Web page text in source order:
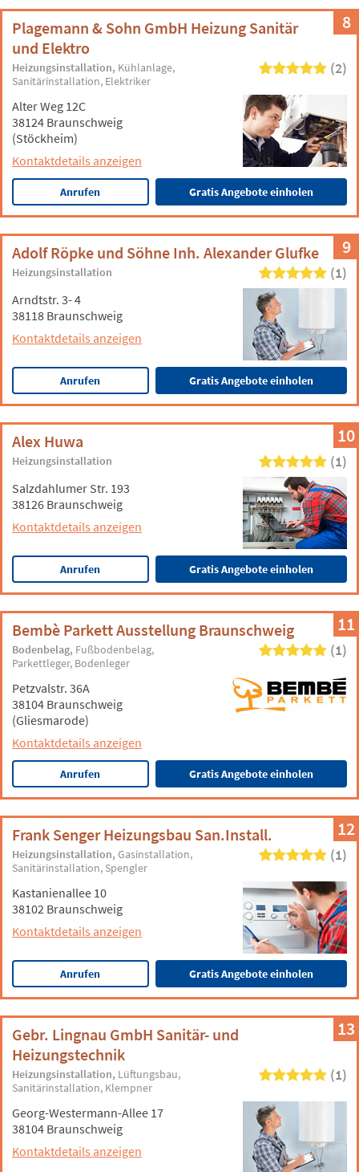
8
Plagemann & Sohn GmbH Heizung Sanitär
und Elektro
Heizungsinstallation Kühlanlage
Sanitärinstallation Elektriker
(2)
Alter Weg 12C
38124 Braunschweig
(Stöckheim)
Kontaktdetails anzeigen
Anrufen Gratis Angebote einholen
9
Adolf Röpke und Söhne Inh. Alexander Glufke
Heizungsinstallation (1)
Arndtstr. 3- 4
38118 Braunschweig
Kontaktdetails anzeigen
Anrufen Gratis Angebote einholen
10
Alex Huwa
Heizungsinstallation (1)
Salzdahlumer Str. 193
38126 Braunschweig
Kontaktdetails anzeigen
Anrufen Gratis Angebote einholen
11
Bembè Parkett Ausstellung Braunschweig
Bodenbelag Fußbodenbelag
Parkettleger Bodenleger
(1)
Petzvalstr. 36A
38104 Braunschweig
(Gliesmarode)
Kontaktdetails anzeigen
Anrufen Gratis Angebote einholen
12
Frank Senger Heizungsbau San.Install.
Heizungsinstallation Gasinstallation
Sanitärinstallation Spengler
(1)
Kastanienallee 10
38102 Braunschweig
Kontaktdetails anzeigen
Anrufen Gratis Angebote einholen
13
Gebr. Lingnau GmbH Sanitär- und
Heizungstechnik
Heizungsinstallation Lüftungsbau
Sanitärinstallation Klempner
(1)
Georg-Westermann-Allee 17
38104 Braunschweig
Kontaktdetails anzeigen